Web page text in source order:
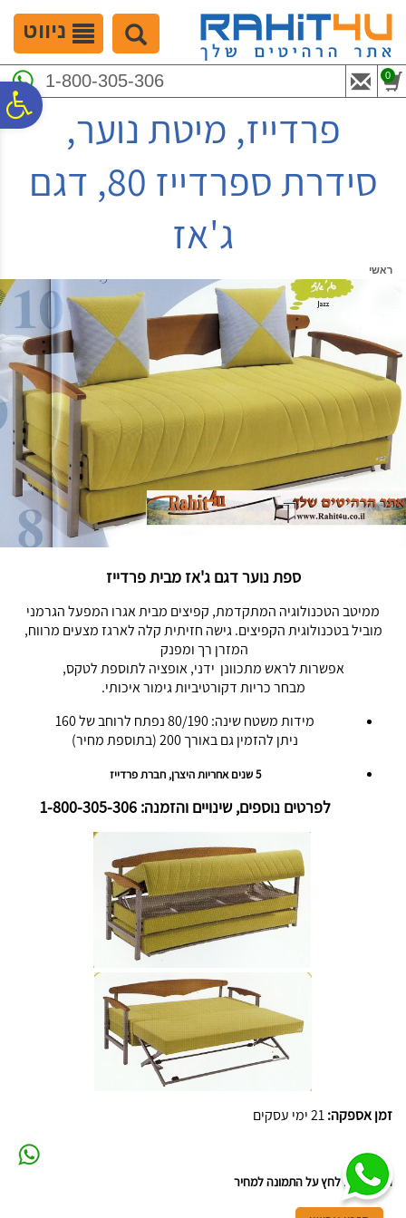
נגישות
המרכזי
ניווט
1-800-305-306 0
פרדייז, מיטת נוער,
סידרת ספרדייז 80, דגם
ג'אז
ראשי
ספת נוער דגם ג'אז מבית פרדייז
ממיטב הטכנולוגיה המתקדמת, קפיצים מבית אגרו המפעל הגרמני
מוביל בטכנולוגית הקפיצים. גישה חזיתית קלה לארגז מצעים מרווח,
המזרן רך ומפנק
אפשרות לראש מתכוונן ידני, אופציה לתוספת לטקס,
מבחר כריות דקורטיביות גימור איכותי.
מידות משטח שינה: 80/190 נפתח לרוחב של 160
ניתן להזמין גם באורך 200 (בתוספת מחיר)
5 שנים אחריות היצרן, חברת פרדייז
לפרטים נוספים, שינויים והזמנה: 1-800-305-306
זמן אספקה:21 ימי עסקים
התקשר או לחץ על התמונה למחיר